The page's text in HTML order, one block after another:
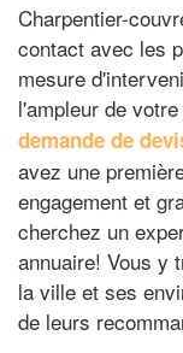
Charpentier-
contact avec les
mesure
l'ampleur de
demande de
avez une
engagement et
cherchez un
annuaire! Vous y
la ville et ses
de leurs